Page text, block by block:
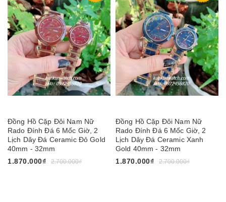
Đồng Hồ Cặp Đôi Nam Nữ
Rado Đính Đá 6 Mốc Giờ, 2
Lịch Dây Đá Ceramic Đỏ Gold
40mm - 32mm
1.870.000₫
2.700.000₫
Đồng Hồ Cặp Đôi Nam Nữ
Rado Đính Đá 6 Mốc Giờ, 2
Lịch Dây Đá Ceramic Xanh
Gold 40mm - 32mm
1.870.000₫
2.700.000₫